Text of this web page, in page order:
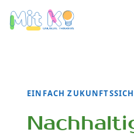
EINFACH